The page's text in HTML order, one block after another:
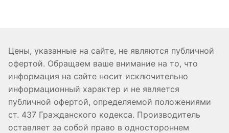
Цены, указанные на сайте, не являются публичной
офертой. Обращаем ваше внимание на то, что
информация на сайте носит исключительно
информационный характер и не является
публичной офертой, определяемой положениями
ст. 437 Гражданского кодекса. Производитель
оставляет за собой право в одностороннем